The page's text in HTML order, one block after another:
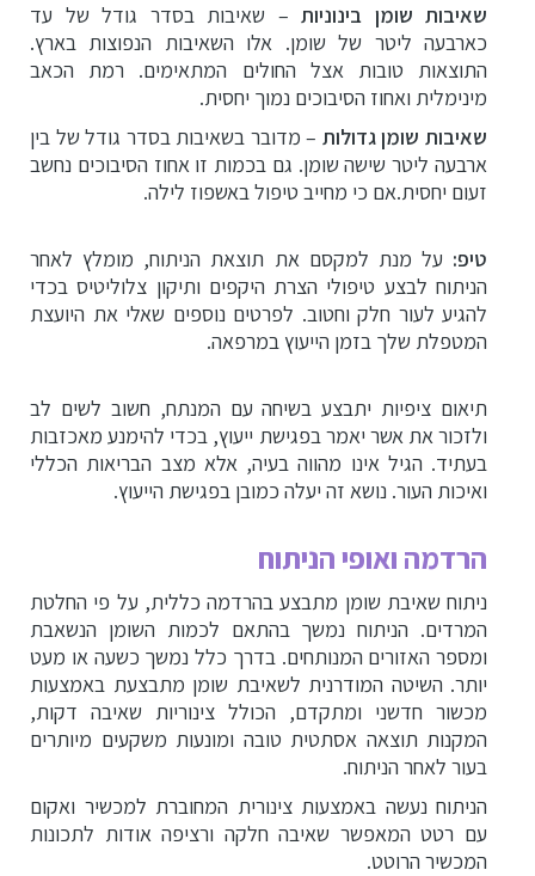
שאיבות שומן בינוניות – שאיבות בסדר גודל של עד
כארבעה ליטר של שומן. אלו השאיבות הנפוצות בארץ.
התוצאות טובות אצל החולים המתאימים. רמת הכאב
מינימלית ואחוז הסיבוכים נמוך יחסית.
שאיבות שומן גדולות – מדובר בשאיבות בסדר גודל של בין
ארבעה ליטר שישה שומן. גם בכמות זו אחוז הסיבוכים נחשב
זעום יחסית.אם כי מחייב טיפול באשפוז לילה.
טיפ: על מנת למקסם את תוצאת הניתוח, מומלץ לאחר
הניתוח לבצע טיפולי הצרת היקפים ותיקון צלוליטיס בכדי
להגיע לעור חלק וחטוב. לפרטים נוספים שאלי את היועצת
המטפלת שלך בזמן הייעוץ במרפאה.
תיאום ציפיות יתבצע בשיחה עם המנתח, חשוב לשים לב
ולזכור את אשר יאמר בפגישת ייעוץ, בכדי להימנע מאכזבות
בעתיד. הגיל אינו מהווה בעיה, אלא מצב הבריאות הכללי
ואיכות העור. נושא זה יעלה כמובן בפגישת הייעוץ.
הרדמה ואופי הניתוח
ניתוח שאיבת שומן מתבצע בהרדמה כללית, על פי החלטת
המרדים. הניתוח נמשך בהתאם לכמות השומן הנשאבת
ומספר האזורים המנותחים. בדרך כלל נמשך כשעה או מעט
יותר. השיטה המודרנית לשאיבת שומן מתבצעת באמצעות
מכשור חדשני ומתקדם, הכולל צינוריות שאיבה דקות,
המקנות תוצאה אסתטית טובה ומונעות משקעים מיותרים
בעור לאחר הניתוח.
הניתוח נעשה באמצעות צינורית המחוברת למכשיר ואקום
עם רטט המאפשר שאיבה חלקה ורציפה אודות לתכונות
המכשיר הרוטט.